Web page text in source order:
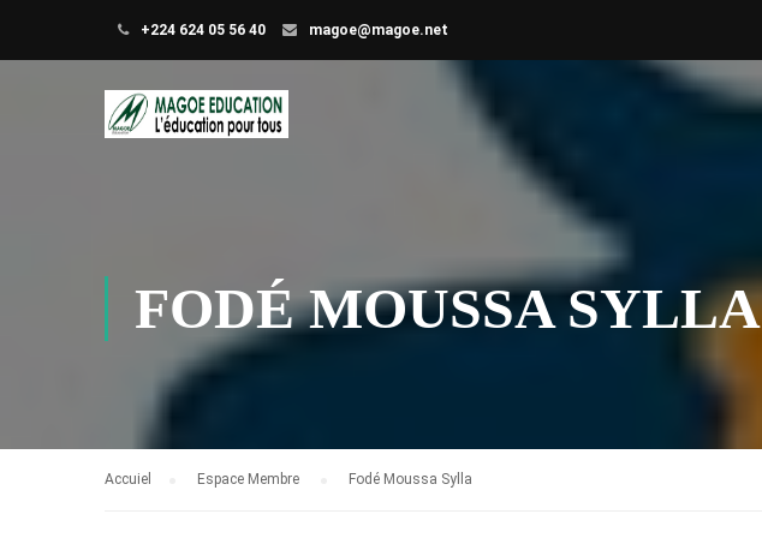
+224 624 05 56 40 magoe@magoe.net
FODÉ MOUSSA SYLLA
Accuiel Espace Membre Fodé Moussa Sylla